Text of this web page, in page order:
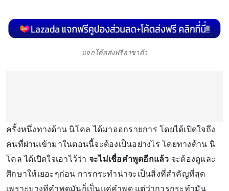
แจกโค้ดส่งฟรีลาซาด้า
ครั้งหนึ่งทางด้าน นิโคล ได้มาออกรายการ โดยได้เปิดใจถึง
คนที่ผ่านเข้ามาในตอนนี้จะต้องเป็นอย่างไร โดยทางด้าน นิ
โคล ได้เปิดใจเอาไว้ว่า จะไม่เชื่อคำพูดอีกแล้ว จะต้องดูและ
ศึกษาให้เยอะๆก่อน การกระทำน่าจะเป็นสิ่งที่สำคัญที่สุด
เพราะบางทีคำพูดมันก็เป็นแค่คำพูด แต่ว่าการกระทำมัน